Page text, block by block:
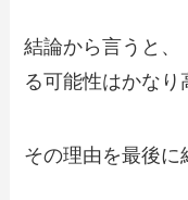
結論から言うと、
る可能性はかなり
その理由を最後に